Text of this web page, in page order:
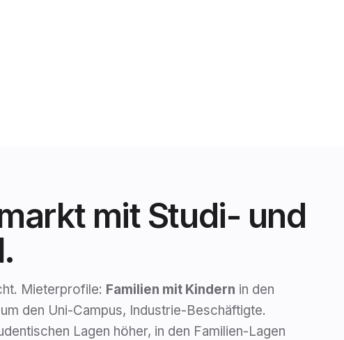
mit Studi- und
Mieter­profile: Familien mit Kindern in den
den Uni-Campus, Industrie-Beschäftigte.
Lagen höher, in den Familien-Lagen